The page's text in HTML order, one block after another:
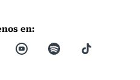
en: